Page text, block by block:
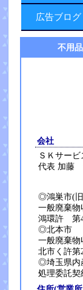
広告ブログ
不用
会社
ＳＫサー
代表 加藤
◎鴻巣市(
一般廃棄物
鴻環許 第
◎北本市
一般廃棄物
北市く許第
◎埼玉県内
処理委託契